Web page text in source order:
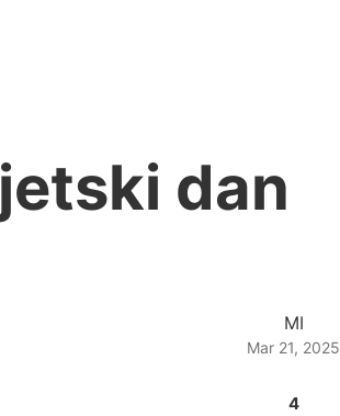
dan
MI
Mar 21, 2025
4